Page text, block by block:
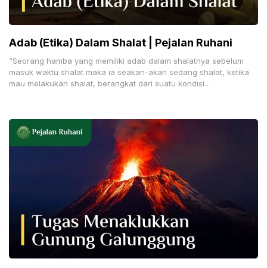
Adab (Etika) Dalam Shalat | Pejalan Ruhani
“Se­orang hamba yang memiliki adab dalam shalatnya sebelum
masuk waktu shalat maka ia seakan-akan sedang shalat, ketika
mau melakukan shalat, berangkat dari suatu kondisi